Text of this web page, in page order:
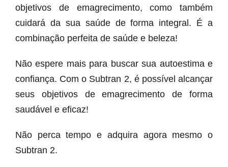
objetivos de emagrecimento, como também
cuidará da sua saúde de forma integral. É a
combinação perfeita de saúde e beleza!
Não espere mais para buscar sua autoestima e
confiança. Com o Subtran 2, é possível alcançar
seus objetivos de emagrecimento de forma
saudável e eficaz!
Não perca tempo e adquira agora mesmo o
Subtran 2.